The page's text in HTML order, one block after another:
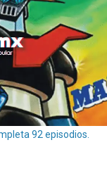
92 episodios.